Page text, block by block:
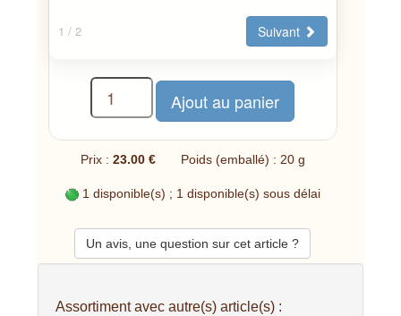
1 / 2 Suivant
Prix : 23.00 € Poids (emballé) : 20 g
1 disponible(s) ; 1 disponible(s) sous délai
Un avis, une question sur cet article ?
Assortiment avec autre(s) article(s) :